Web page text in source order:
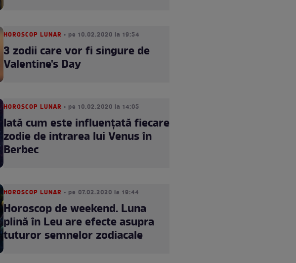
HOROSCOP LUNAR • pe 10.02.2020 la 19:54
3 zodii care vor fi singure de
Valentine's Day
HOROSCOP LUNAR • pe 10.02.2020 la 14:05
Iată cum este influenţată fiecare
zodie de intrarea lui Venus în
Berbec
HOROSCOP LUNAR • pe 07.02.2020 la 19:44
Horoscop de weekend. Luna
plină în Leu are efecte asupra
tuturor semnelor zodiacale